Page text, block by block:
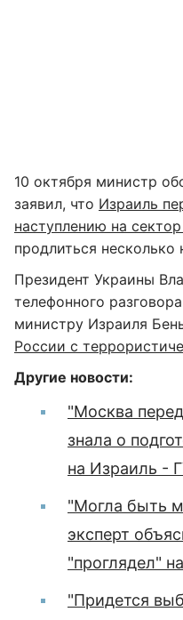
10 октября министр
заявил, что Израиль
наступлению на сектор
продлиться
Президент Украины
телефонного
министру Израиля
России с
Другие новости:
"Москва
знала о
на Израиль -
"Могла быть
эксперт
"проглядел"
"Придется